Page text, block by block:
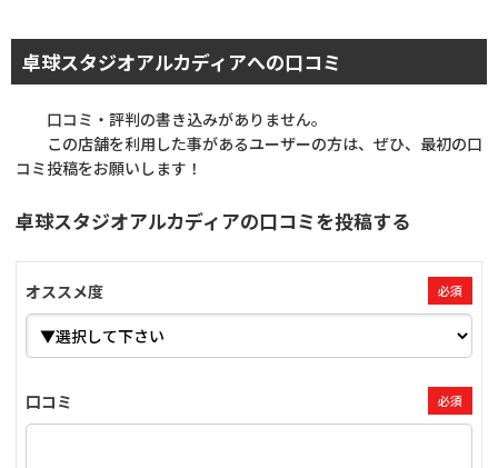
卓球スタジオアルカディアへの口コミ
口コミ・評判の書き込みがありません。
この店舗を利用した事があるユーザーの方は、ぜひ、最初の口
コミ投稿をお願いします！
卓球スタジオアルカディアの口コミを投稿する
オススメ度 必須
口コミ 必須